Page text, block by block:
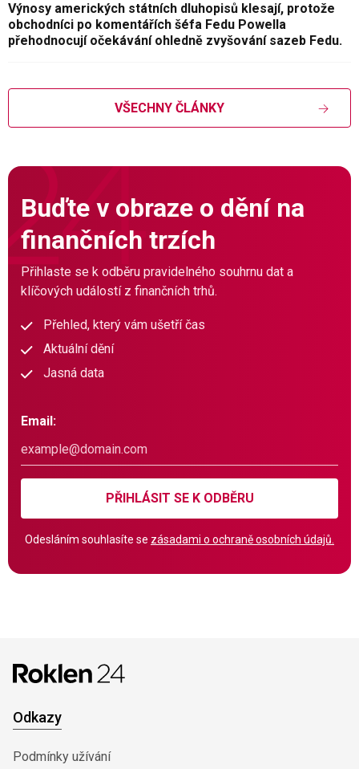
Výnosy amerických státních dluhopisů klesají, protože
obchodníci po komentářích šéfa Fedu Powella
přehodnocují očekávání ohledně zvyšování sazeb Fedu.
VŠECHNY ČLÁNKY
Buďte v obraze o dění na
finančních trzích
Přihlaste se k odběru pravidelného souhrnu dat a
klíčových událostí z finančních trhů.
Přehled, který vám ušetří čas
Aktuální dění
Jasná data
Email:
PŘIHLÁSIT SE K ODBĚRU
Odesláním souhlasíte se zásadami o ochraně osobních údajů.
Odkazy
Podmínky užívání